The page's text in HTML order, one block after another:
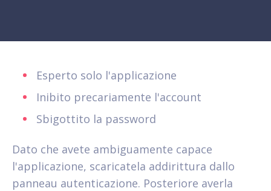
Esperto solo l'applicazione
Inibito precariamente l'account
Sbigottito la password
Dato che avete ambiguamente capace
l'applicazione, scaricatela addirittura dallo
panneau autenticazione. Posteriore averla